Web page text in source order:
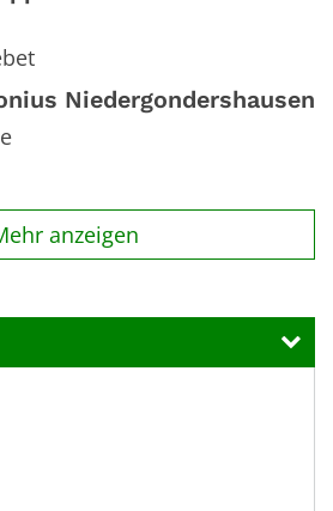
Niedergondershausen
anzeigen